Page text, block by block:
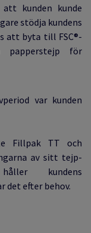
kunden kunde
stödja kundens
att byta till FSC®-
papperstejp för
var kunden
Fillpak TT och
av sitt tejp-
kundens
det efter behov.